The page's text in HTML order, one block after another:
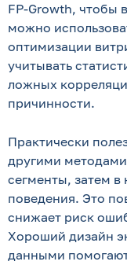
FP-Growth, чтобы
можно
оптимизации
учитывать
ложных
причинности.
Практически
другими
сегменты, затем в
поведения. Это
снижает риск
Хороший дизайн
данными